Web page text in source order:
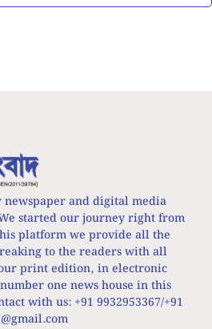
newspaper and digital media
started our journey right from
platform we provide all the
to the readers with all
print edition, in electronic
one news house in this
with us: +91 9932953367/+91